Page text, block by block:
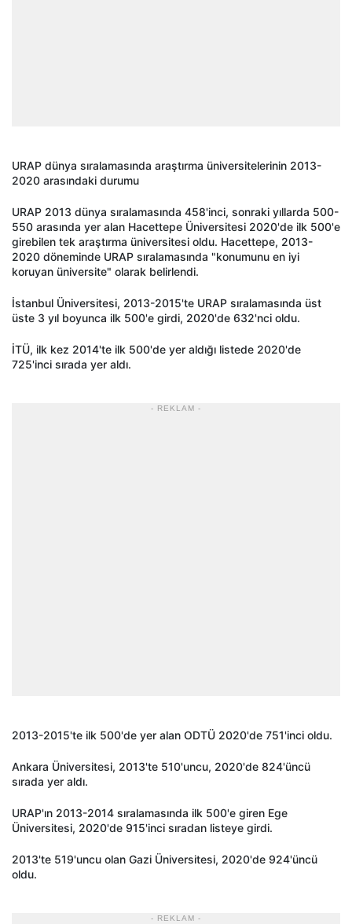
URAP dünya sıralamasında araştırma üniversitelerinin 2013-
2020 arasındaki durumu
URAP 2013 dünya sıralamasında 458'inci, sonraki yıllarda 500-
550 arasında yer alan Hacettepe Üniversitesi 2020'de ilk 500'e
girebilen tek araştırma üniversitesi oldu. Hacettepe, 2013-
2020 döneminde URAP sıralamasında "konumunu en iyi
koruyan üniversite" olarak belirlendi.
İstanbul Üniversitesi, 2013-2015'te URAP sıralamasında üst
üste 3 yıl boyunca ilk 500'e girdi, 2020'de 632'nci oldu.
İTÜ, ilk kez 2014'te ilk 500'de yer aldığı listede 2020'de
725'inci sırada yer aldı.
- REKLAM -
2013-2015'te ilk 500'de yer alan ODTÜ 2020'de 751'inci oldu.
Ankara Üniversitesi, 2013'te 510'uncu, 2020'de 824'üncü
sırada yer aldı.
URAP'ın 2013-2014 sıralamasında ilk 500'e giren Ege
Üniversitesi, 2020'de 915'inci sıradan listeye girdi.
2013'te 519'uncu olan Gazi Üniversitesi, 2020'de 924'üncü
oldu.
- REKLAM -